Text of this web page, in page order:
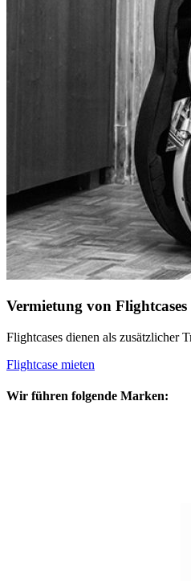
Vermietung von Flightcases
Flightcases dienen als zusätzlicher
Flightcase mieten
Wir führen folgende Marken: